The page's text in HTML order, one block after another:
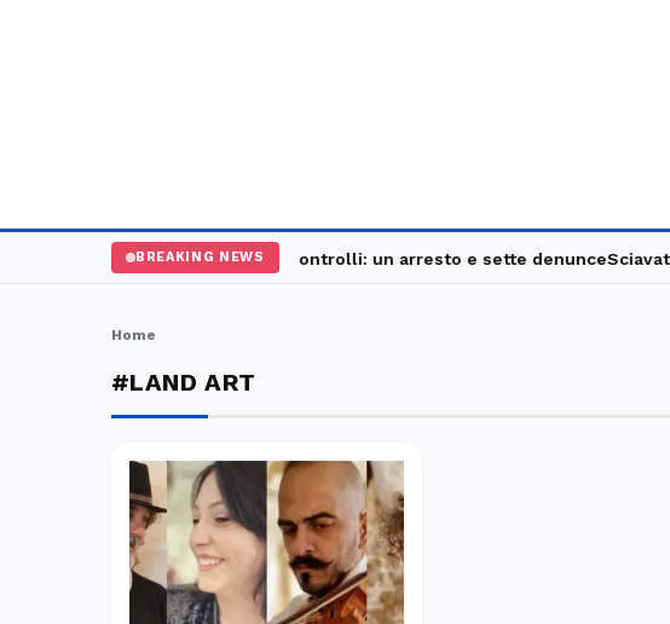
BREAKING NEWS
Palermo, maxi controlli: un arresto e sette denunceSciavata
Home
#LAND ART